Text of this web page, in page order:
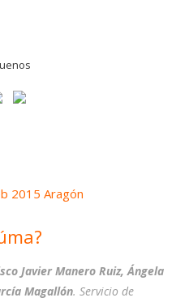
2015 Aragón
Javier Manero Ruiz, Ángela
Magallón. Servicio de